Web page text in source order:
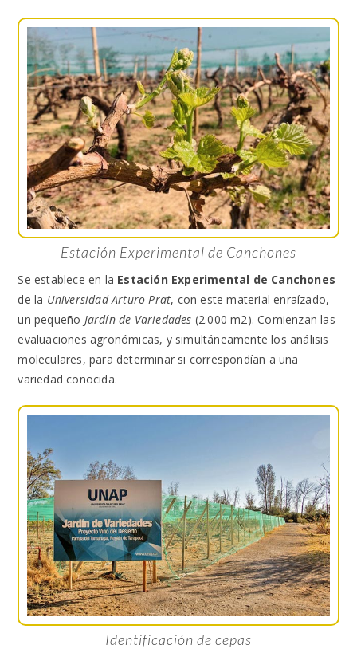
Estación Experimental de Canchones
Se establece en la Estación Experimental de Canchones
de la Universidad Arturo Prat, con este material enraízado,
un pequeño Jardín de Variedades (2.000 m2). Comienzan las
evaluaciones agronómicas, y simultáneamente los análisis
moleculares, para determinar si correspondían a una
variedad conocida.
Identificación de cepas